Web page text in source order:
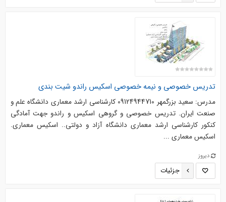
تدریس خصوصی و نیمه خصوصی اسکیس راندو شیت بندی
مدرس: سعید بزرگمهر 09124944710 کارشناسی ارشد معماری دانشگاه علم و
صنعت ایران. تدریس خصوصی و گروهی اسکیس و راندو جهت آمادگی
کنکور کارشناسی ارشد معماری دانشگاه آزاد و دولتی.. اسکیس معماری.
اسکیس معماری ...
دیروز
جزئیات